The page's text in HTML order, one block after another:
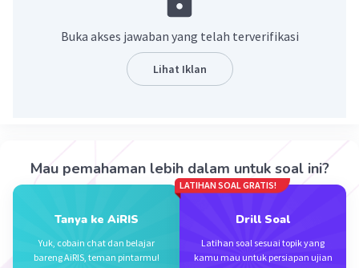
Penjelasan mengenai langkah-langkahnya ada di
gambar yaa
Buka akses jawaban yang telah terverifikasi
Lihat Iklan
Mau pemahaman lebih dalam untuk soal ini?
Tanya ke AiRIS
Yuk, cobain chat dan belajar
bareng AiRIS, teman pintarmu!
LATIHAN SOAL GRATIS!
Drill Soal
Latihan soal sesuai topik yang
kamu mau untuk persiapan ujian